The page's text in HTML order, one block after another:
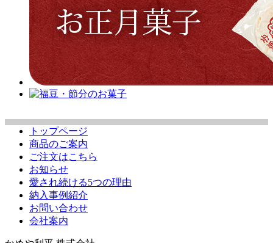
トップページ
商品のご案内
ご注文はこちら
お知らせ
愛され続ける5つの理由
納入事例紹介
お問い合わせ
会社案内